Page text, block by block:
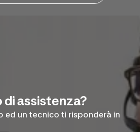
di assistenza?
ed un tecnico ti risponderà in